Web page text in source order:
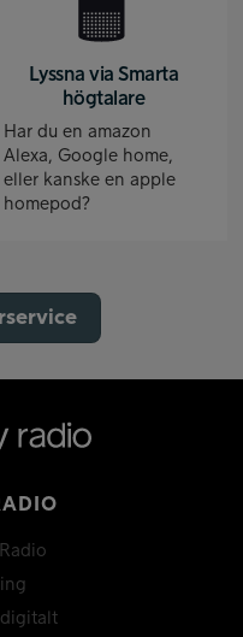
Lyssna via Smarta
högtalare
Har du en amazon
Alexa, Google home,
eller kanske en apple
homepod?